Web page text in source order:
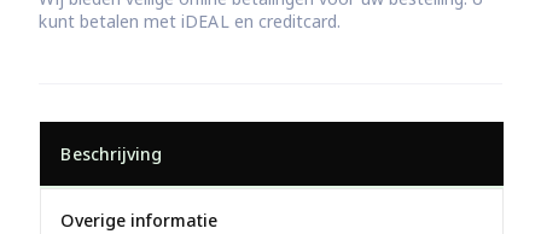
kunt betalen met iDEAL en creditcard.
Beschrijving
Overige informatie